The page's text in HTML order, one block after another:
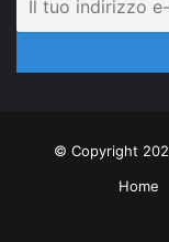
© Copyright
Home